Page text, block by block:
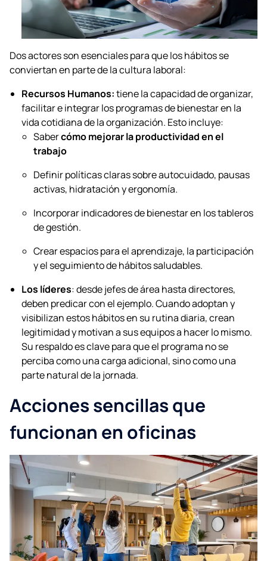
Dos actores son esenciales para que los hábitos se
conviertan en parte de la cultura laboral:
Recursos Humanos:tiene la capacidad de organizar,
facilitar e integrar los programas de bienestar en la
vida cotidiana de la organización. Esto incluye:
Sabercómo mejorar la productividad en el
trabajo
Definir políticas claras sobre autocuidado, pausas
activas, hidratación y ergonomía.
Incorporar indicadores de bienestar en los tableros
de gestión.
Crear espacios para el aprendizaje, la participación
y el seguimiento de hábitos saludables.
Los líderes: desde jefes de área hasta directores,
deben predicar con el ejemplo. Cuando adoptan y
visibilizan estos hábitos en su rutina diaria, crean
legitimidad y motivan a sus equipos a hacer lo mismo.
Su respaldo es clave para que el programa no se
perciba como una carga adicional, sino como una
parte natural de la jornada.
Acciones sencillas que
funcionan en oficinas